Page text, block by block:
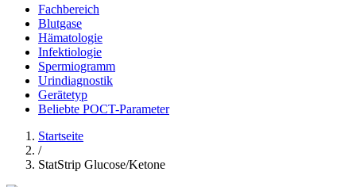
Fachbereich
Blutgase
Hämatologie
Infektiologie
Spermiogramm
Urindiagnostik
Gerätetyp
Beliebte POCT-Parameter
Startseite
/
StatStrip Glucose/Ketone